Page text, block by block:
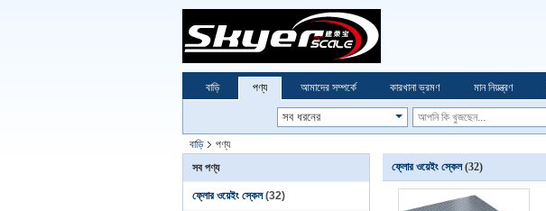
বাড়ি পণ্য আমাদের সম্পর্কে কারখানা ভ্রমণ মান নিয়ন্ত্রণ
বাড়ি
পণ্য
সব পণ্য
ফ্লোর ওয়েইং স্কেল (32)
ফ্লোর ওয়েইং স্কেল (32)